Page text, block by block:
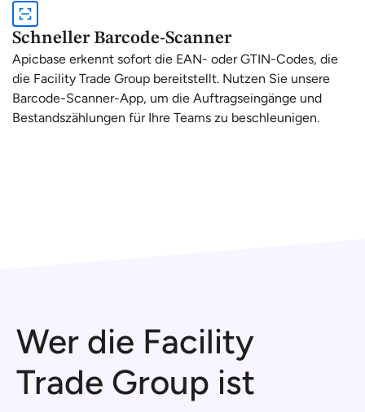
Schneller Barcode-Scanner
Apicbase erkennt sofort die EAN- oder GTIN-Codes, die
die Facility Trade Group bereitstellt. Nutzen Sie unsere
Barcode-Scanner-App, um die Auftragseingänge und
Bestandszählungen für Ihre Teams zu beschleunigen.
Wer die Facility
Trade Group ist